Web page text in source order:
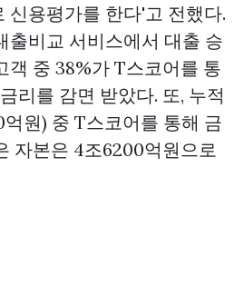
신용평가를 한다'고 전했다.
출비교 서비스에서 대출 승
객 중 38%가 T스코어를 통
리를 감면 받았다. 또, 누적
원) 중 T스코어를 통해 금
자본은 4조6200억원으로